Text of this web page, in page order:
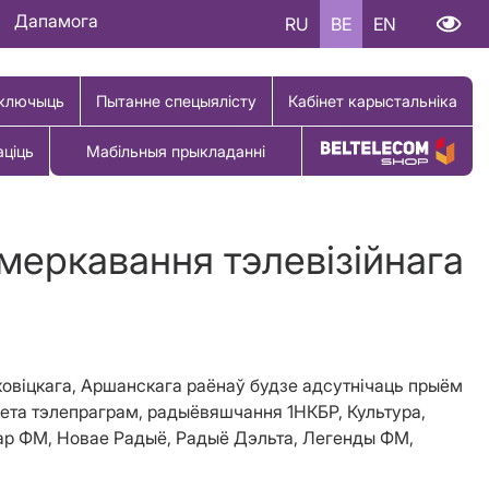
Дапамога RU BE EN
Пытанне спецыялісту Кабінет карыстальніка
Мабільныя прыкладанні Купіць тавар
тэлевізійнага
Аршанскага раёнаў будзе адсутнічаць прыём
тэлепраграм, радыёвяшчання 1НКБР, Культура,
ФМ, Новае Радыё, Радыё Дэльта, Легенды ФМ,